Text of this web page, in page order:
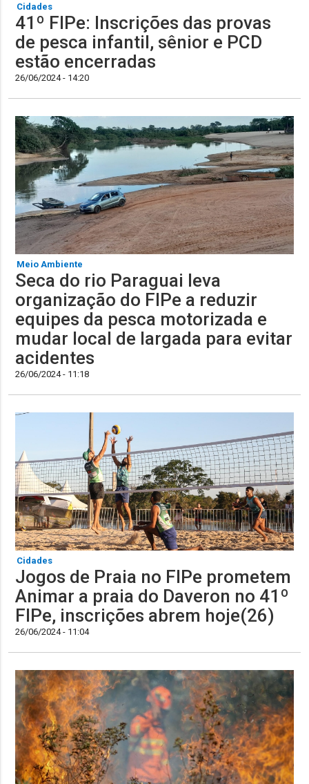
Cidades
41º FIPe: Inscrições das provas
de pesca infantil, sênior e PCD
estão encerradas
26/06/2024 - 14:20
Meio Ambiente
Seca do rio Paraguai leva
organização do FIPe a reduzir
equipes da pesca motorizada e
mudar local de largada para evitar
acidentes
26/06/2024 - 11:18
Cidades
Jogos de Praia no FIPe prometem
Animar a praia do Daveron no 41º
FIPe, inscrições abrem hoje(26)
26/06/2024 - 11:04